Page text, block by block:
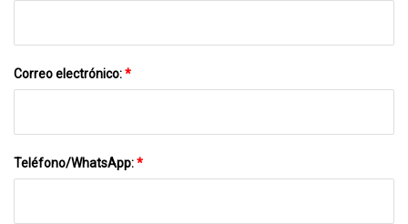
Correo electrónico:*
Teléfono/WhatsApp:*